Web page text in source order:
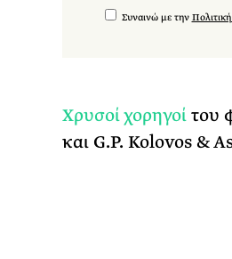
Συναινώ με την
Χρυσοί χορηγοίτου
και G.P. Kolovos &